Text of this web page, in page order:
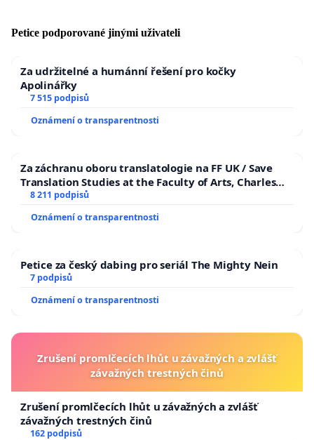
Petice podporované jinými uživateli
Za udržitelné a humánní řešení pro kočky
Apolinářky
7 515 podpisů
Oznámení o transparentnosti
Za záchranu oboru translatologie na FF UK / Save
Translation Studies at the Faculty of Arts, Charles
University
8 211 podpisů
Oznámení o transparentnosti
Petice za český dabing pro seriál The Mighty Nein
7 podpisů
Oznámení o transparentnosti
Zrušení promlčecích lhůt u závažných a zvlášť
závažných trestných činů
Zrušení promlčecích lhůt u závažných a zvlášť
závažných trestných činů
162 podpisů